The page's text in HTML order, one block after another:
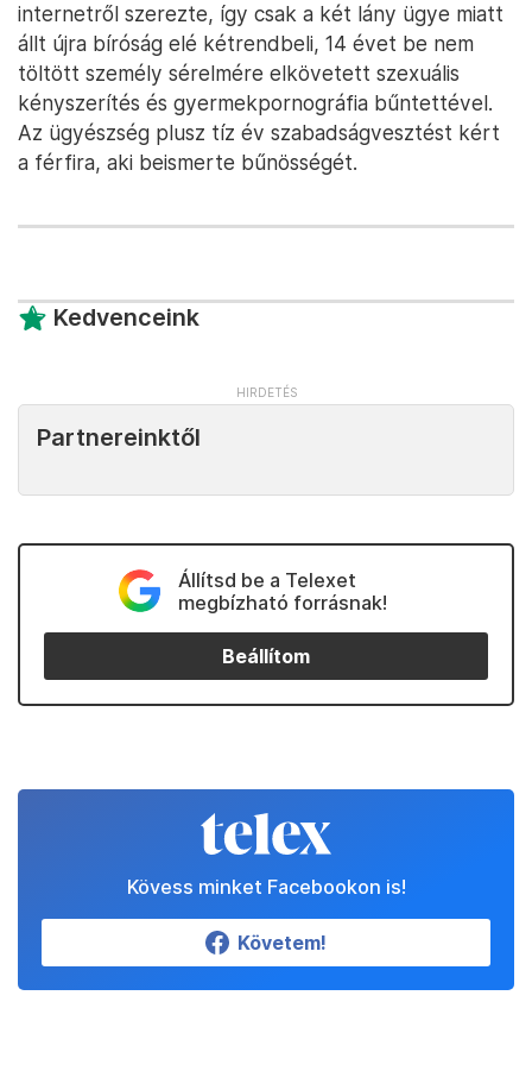
internetről szerezte, így csak a két lány ügye miatt
állt újra bíróság elé kétrendbeli, 14 évet be nem
töltött személy sérelmére elkövetett szexuális
kényszerítés és gyermekpornográfia bűntettével.
Az ügyészség plusz tíz év szabadságvesztést kért
a férfira, aki beismerte bűnösségét.
Kedvenceink
Partnereinktől
Állítsd be a Telexet
megbízható forrásnak!
Beállítom
Kövess minket Facebookon is!
Követem!